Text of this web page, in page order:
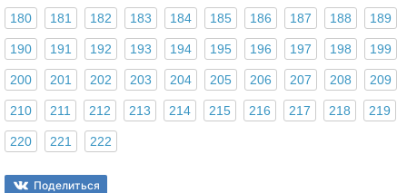
180 181 182 183 184 185 186 187 188 189
190 191 192 193 194 195 196 197 198 199
200 201 202 203 204 205 206 207 208 209
210 211 212 213 214 215 216 217 218 219
220 221 222
Поделиться